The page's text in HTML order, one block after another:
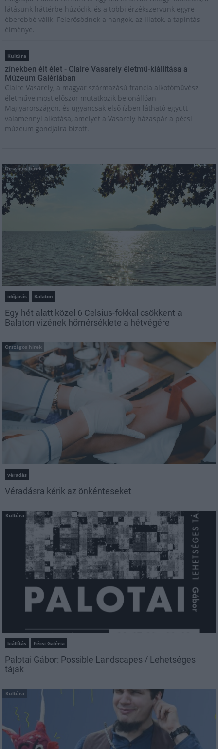
látásunk háttérbe húzódik, és a többi érzékszervünk egyre
éberebbé válik. Felerősödnek a hangok, az illatok, a tapintás
élménye.
Kultúra
zínekben élt élet - Claire Vasarely életmű-kiállítása a
Múzeum Galériában
Claire Vasarely, a magyar származású francia alkotóművész
életműve most először mutatkozik be önállóan
Magyarországon, és ugyancsak első ízben látható együtt
valamennyi alkotása, amelyet a Vasarely házaspár a pécsi
múzeum gondjaira bízott.
Országos hírek
időjárás Balaton
Egy hét alatt közel 6 Celsius-fokkal csökkent a
Balaton vizének hőmérséklete a hétvégére
Országos hírek
véradás
Véradásra kérik az önkénteseket
Kultúra
kiállítás Pécsi Galéria
Palotai Gábor: Possible Landscapes / Lehetséges
tájak
Kultúra